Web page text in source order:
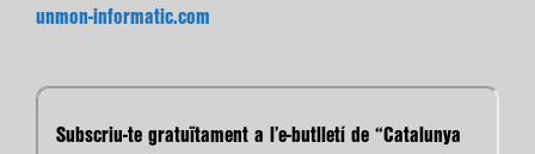
unmon-informatic.com
Subscriu-te gratuïtament a l’e-butlletí de “Catalunya